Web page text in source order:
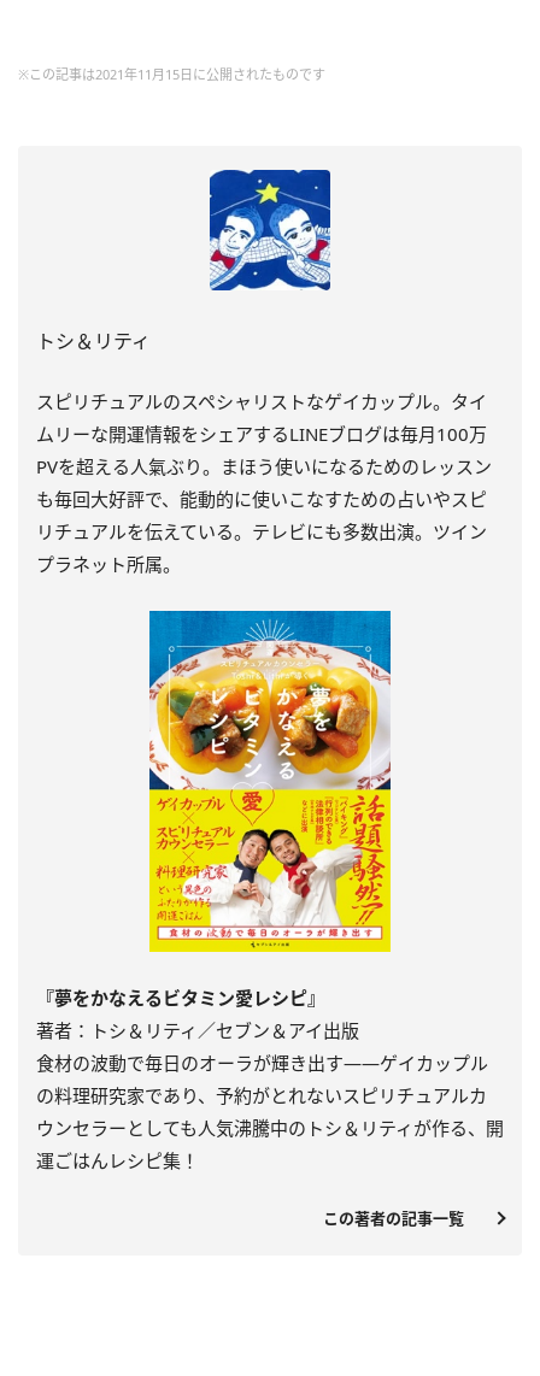
※この記事は2021年11月15日に公開されたものです
トシ＆リティ
スピリチュアルのスペシャリストなゲイカップル。タイ
ムリーな開運情報をシェアするLINEブログは毎月100万
PVを超える人氣ぶり。まほう使いになるためのレッスン
も毎回大好評で、能動的に使いこなすための占いやスピ
リチュアルを伝えている。テレビにも多数出演。ツイン
プラネット所属。
『夢をかなえるビタミン愛レシピ』
著者：トシ＆リティ／セブン＆アイ出版
食材の波動で毎日のオーラが輝き出す――ゲイカップル
の料理研究家であり、予約がとれないスピリチュアルカ
ウンセラーとしても人気沸騰中のトシ＆リティが作る、開
運ごはんレシピ集！
この著者の記事一覧